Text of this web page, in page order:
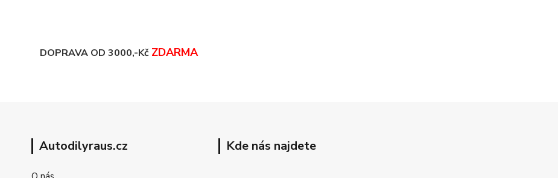
DOPRAVA OD 3000,-Kč ZDARMA
Autodilyraus.cz Kde nás najdete